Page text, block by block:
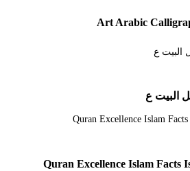
Quran Excellence Islam Facts